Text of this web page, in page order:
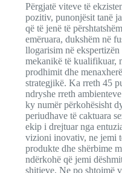
Përgjatë viteve të
pozitiv, punonjësit tanë
që të jenë të
emëruara, dukshëm në
llogarisim në
mekanikë të kualifikuar,
prodhimit dhe
strategjikë. Ka rreth 45
ndryshe rreth
ky numër përkohësisht
periudhave të caktuara
ekip i drejtuar nga
vizioni inovativ, ne jemi
produkte dhe shërbime
ndërkohë që jemi
shitjeve. Ne po shtojmë